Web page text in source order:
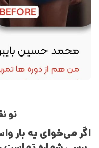
تو
اگر می‌خوای یه بار